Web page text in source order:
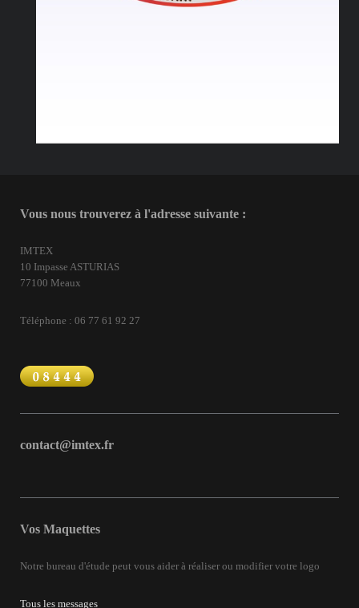
Vous nous trouverez à l'adresse suivante :
IMTEX
10 Impasse ASTURIAS
77100 Meaux
Téléphone : 06 77 61 92 27
contact@imtex.fr
Vos Maquettes
Notre bureau d'étude peut vous aider à réaliser ou modifier votre logo
Tous les messages